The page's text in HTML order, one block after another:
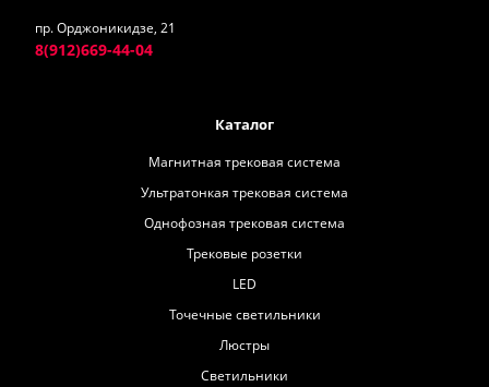
пр. Орджоникидзе, 21
8(912)669-44-04
Каталог
Магнитная трековая система
Ультратонкая трековая система
Однофозная трековая система
Трековые розетки
LED
Точечные светильники
Люстры
Светильники